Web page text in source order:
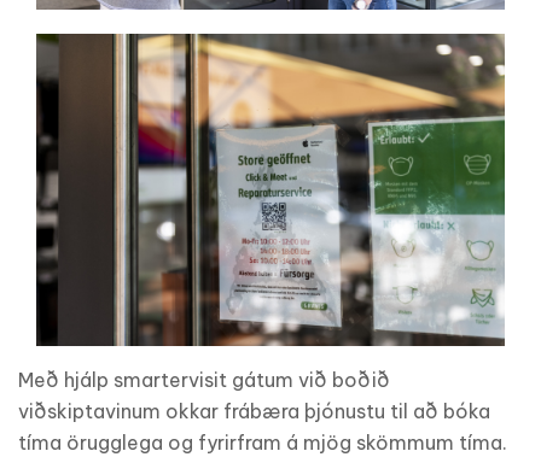
Með hjálp smartervisit gátum við boðið
viðskiptavinum okkar frábæra þjónustu til að bóka
tíma örugglega og fyrirfram á mjög skömmum tíma.